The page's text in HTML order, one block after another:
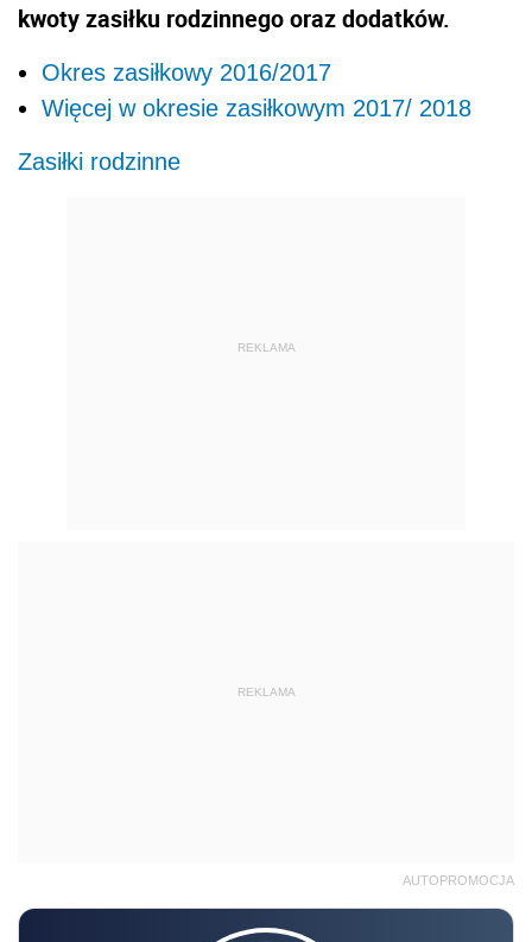
kwoty zasiłku rodzinnego oraz dodatków.
Okres zasiłkowy 2016/2017
Więcej w okresie zasiłkowym 2017/ 2018
Zasiłki rodzinne
REKLAMA
REKLAMA
AUTOPROMOCJA